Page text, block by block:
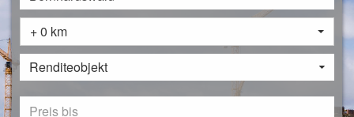
+ 0 km
Renditeobjekt